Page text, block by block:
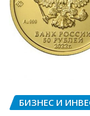
БИЗНЕС И